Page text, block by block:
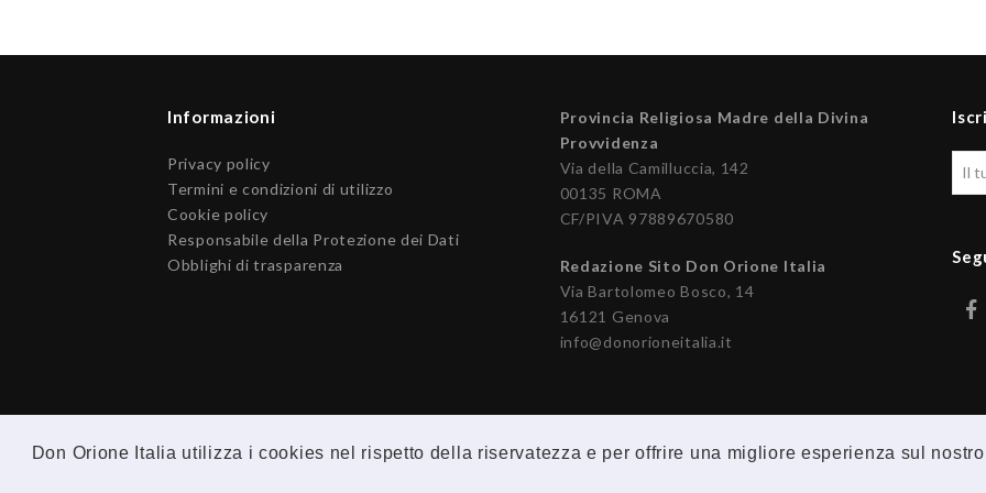
Don Orione Italia utilizza i cookies nel rispetto della riservatezza e per offrire una migliore esperienza sul
Informazioni
Privacy policy
Termini e condizioni di utilizzo
Cookie policy
Responsabile della Protezione dei Dati
Obblighi di trasparenza
Provincia Religiosa Madre della Divina
Provvidenza
Via della Camilluccia, 142
00135 ROMA
CF/PIVA 97889670580
Redazione Sito Don Orione Italia
Via Bartolomeo Bosco, 14
16121 Genova
info@donorioneitalia.it
© 2026 Provincia Religiosa Madre della Divina Provvidenza